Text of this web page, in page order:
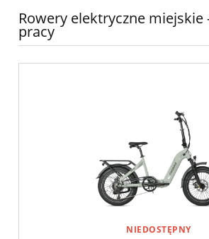
Rowery elektryczne miejskie
pracy
NIEDOSTĘPNY